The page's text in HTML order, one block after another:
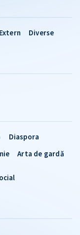
Extern Diverse
Diaspora
Arta de gardă